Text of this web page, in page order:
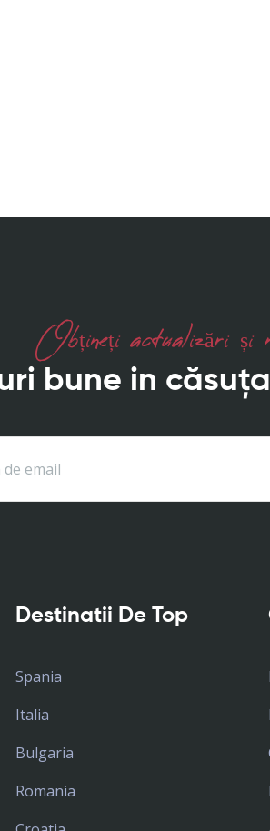
Obțineți actualizări și
bune in
Destinatii De Top
Spania
Italia
Bulgaria
Romania